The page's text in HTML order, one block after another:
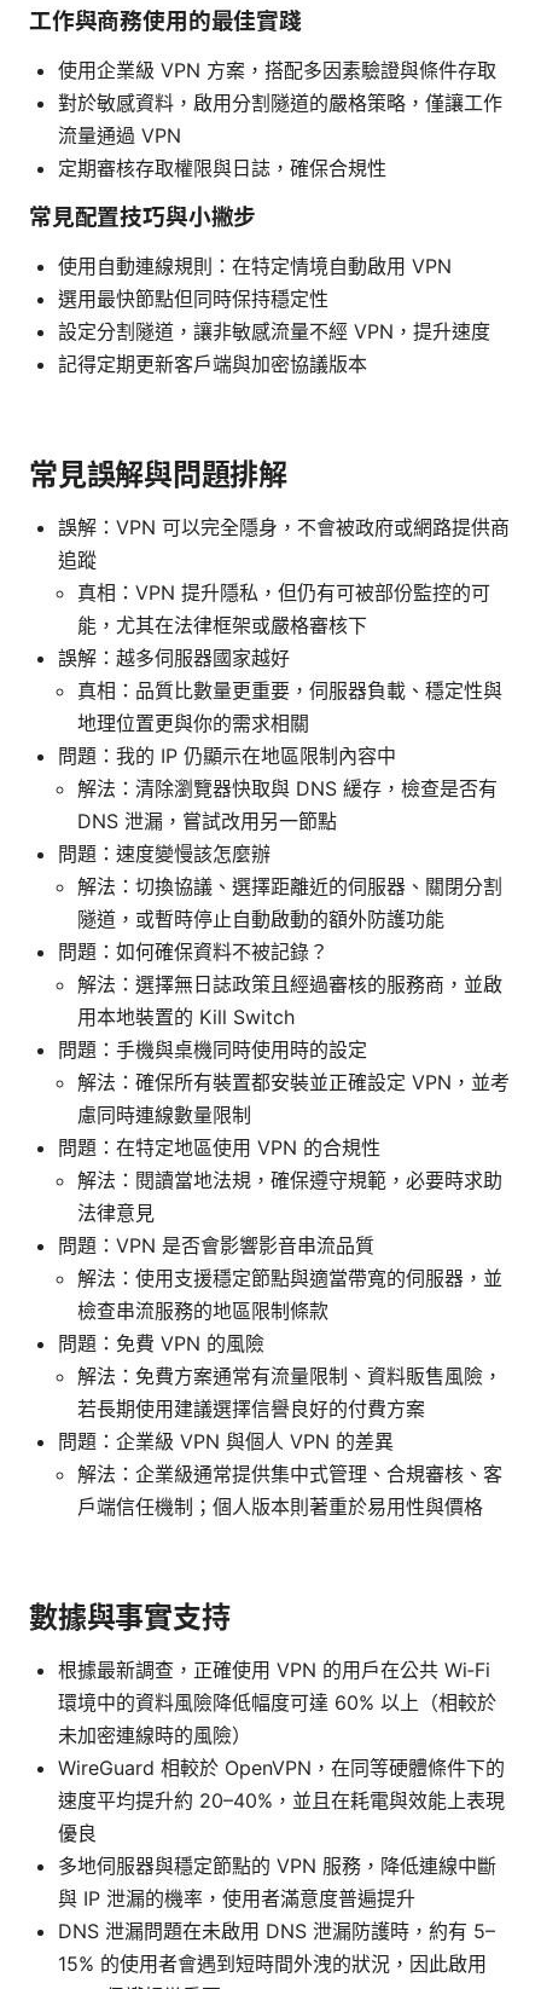
工作與商務使用的最佳實踐
使用企業級 VPN 方案，搭配多因素驗證與條件存取
對於敏感資料，啟用分割隧道的嚴格策略，僅讓工作
流量通過 VPN
定期審核存取權限與日誌，確保合規性
常見配置技巧與小撇步
使用自動連線規則：在特定情境自動啟用 VPN
選用最快節點但同時保持穩定性
設定分割隧道，讓非敏感流量不經 VPN，提升速度
記得定期更新客戶端與加密協議版本
常見誤解與問題排解
誤解：VPN 可以完全隱身，不會被政府或網路提供商
追蹤
真相：VPN 提升隱私，但仍有可被部份監控的可
能，尤其在法律框架或嚴格審核下
誤解：越多伺服器國家越好
真相：品質比數量更重要，伺服器負載、穩定性與
地理位置更與你的需求相關
問題：我的 IP 仍顯示在地區限制內容中
解法：清除瀏覽器快取與 DNS 緩存，檢查是否有
DNS 泄漏，嘗試改用另一節點
問題：速度變慢該怎麼辦
解法：切換協議、選擇距離近的伺服器、關閉分割
隧道，或暫時停止自動啟動的額外防護功能
問題：如何確保資料不被記錄？
解法：選擇無日誌政策且經過審核的服務商，並啟
用本地裝置的 Kill Switch
問題：手機與桌機同時使用時的設定
解法：確保所有裝置都安裝並正確設定 VPN，並考
慮同時連線數量限制
問題：在特定地區使用 VPN 的合規性
解法：閱讀當地法規，確保遵守規範，必要時求助
法律意見
問題：VPN 是否會影響影音串流品質
解法：使用支援穩定節點與適當帶寬的伺服器，並
檢查串流服務的地區限制條款
問題：免費 VPN 的風險
解法：免費方案通常有流量限制、資料販售風險，
若長期使用建議選擇信譽良好的付費方案
問題：企業級 VPN 與個人 VPN 的差異
解法：企業級通常提供集中式管理、合規審核、客
戶端信任機制；個人版本則著重於易用性與價格
數據與事實支持
根據最新調查，正確使用 VPN 的用戶在公共 Wi‑Fi
環境中的資料風險降低幅度可達 60% 以上（相較於
未加密連線時的風險）
WireGuard 相較於 OpenVPN，在同等硬體條件下的
速度平均提升約 20–40%，並且在耗電與效能上表現
優良
多地伺服器與穩定節點的 VPN 服務，降低連線中斷
與 IP 泄漏的機率，使用者滿意度普遍提升
DNS 泄漏問題在未啟用 DNS 泄漏防護時，約有 5–
15% 的使用者會遇到短時間外洩的狀況，因此啟用